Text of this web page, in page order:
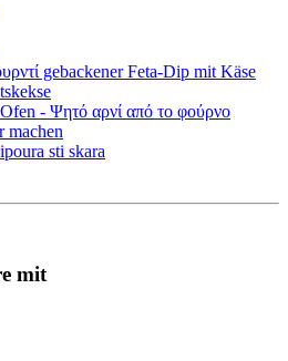
gebackener Feta-Dip mit Käse
- Ψητό αρνί από το φούρνο
machen
sti skara
mit